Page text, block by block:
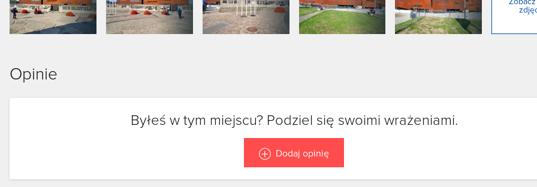
Opinie
Byłeś w tym miejscu? Podziel się swoimi wrażeniami.
Dodaj opinię